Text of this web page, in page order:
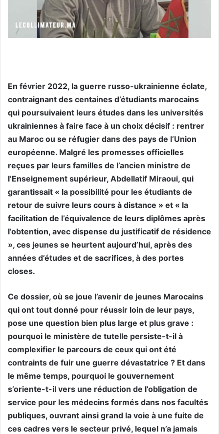
En février 2022, la guerre russo-ukrainienne éclate,
contraignant des centaines d’étudiants marocains
qui poursuivaient leurs études dans les universités
ukrainiennes à faire face à un choix décisif : rentrer
au Maroc ou se réfugier dans des pays de l’Union
européenne. Malgré les promesses officielles
reçues par leurs familles de l’ancien ministre de
l’Enseignement supérieur, Abdellatif Miraoui, qui
garantissait « la possibilité pour les étudiants de
retour de suivre leurs cours à distance » et « la
facilitation de l’équivalence de leurs diplômes après
l’obtention, avec dispense du justificatif de résidence
», ces jeunes se heurtent aujourd’hui, après des
années d’études et de sacrifices, à des portes
closes.
Ce dossier, où se joue l’avenir de jeunes Marocains
qui ont tout donné pour réussir loin de leur pays,
pose une question bien plus large et plus grave :
pourquoi le ministère de tutelle persiste-t-il à
complexifier le parcours de ceux qui ont été
contraints de fuir une guerre dévastatrice ? Et dans
le même temps, pourquoi le gouvernement
s’oriente-t-il vers une réduction de l’obligation de
service pour les médecins formés dans nos facultés
publiques, ouvrant ainsi grand la voie à une fuite de
ces cadres vers le secteur privé, lequel n’a jamais